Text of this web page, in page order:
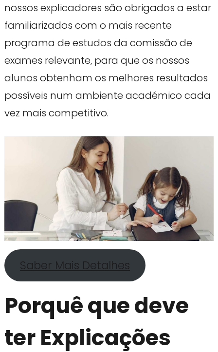
nossos explicadores são obrigados a estar
familiarizados com o mais recente
programa de estudos da comissão de
exames relevante, para que os nossos
alunos obtenham os melhores resultados
possíveis num ambiente académico cada
vez mais competitivo.
Saber Mais Detalhes
Porquê que deve
ter Explicações